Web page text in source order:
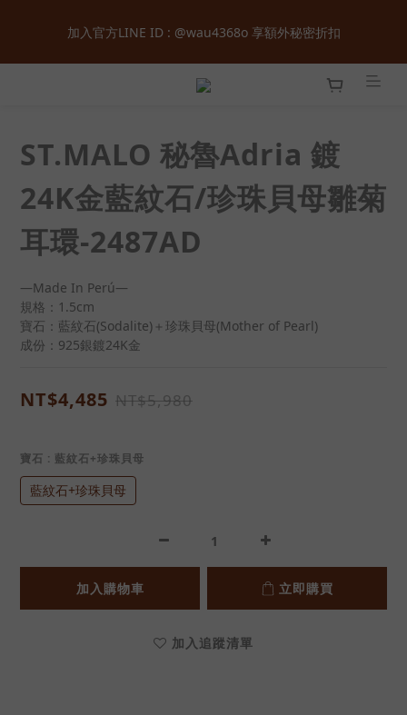
００  購物金 ‧ 累積會員等級最高享正價  ８  折起
加入官方LINE ID : @wau4368o 享額外秘密折扣
全館購物滿  ＄１８００  即享免運 ‧ 首次加入會員立即獲得  ＄１
ST.MALO 秘魯Adria 鍍
24K金藍紋石/珍珠貝母雛菊
耳環-2487AD
—Made In Perú—
規格：1.5cm
寶石：藍紋石(Sodalite)＋珍珠貝母(Mother of Pearl)
成份：925銀鍍24K金
NT$4,485 NT$5,980
寶石 : 藍紋石+珍珠貝母
藍紋石+珍珠貝母
加入購物車 立即購買
加入追蹤清單